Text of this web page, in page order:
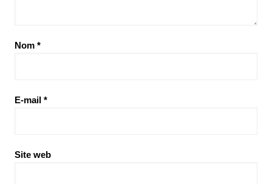
Nom *
E-mail *
Site web